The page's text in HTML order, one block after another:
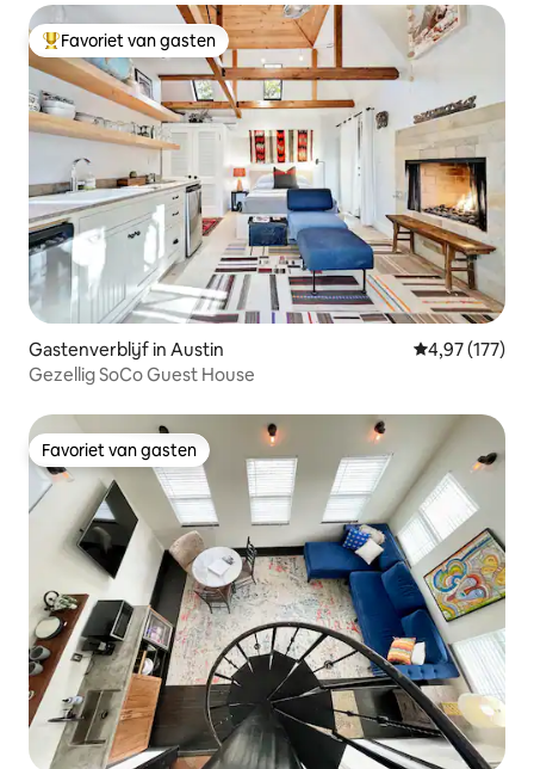
Topfavoriet van gasten
Favoriet van gasten
Gastenverblijf in Austin Gemiddelde
4,97 (177)
Gezellig SoCo Guest House
Favoriet van gasten
Favoriet van gasten